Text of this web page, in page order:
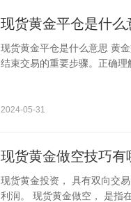
现货黄金平仓是什么
现货黄金平仓是什么意思 黄
结束交易的重要步骤。正确理
2024-05-31
现货黄金做空技巧有
现货黄金投资， 具有双向交
利润。 现货黄金做空， 是指